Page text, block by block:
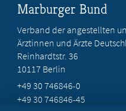
Marburger Bund
Verband der angestellten
Ärztinnen und Ärzte
Reinhardtstr. 36
10117 Berlin
+49 30 746846-0
+49 30 746846-45